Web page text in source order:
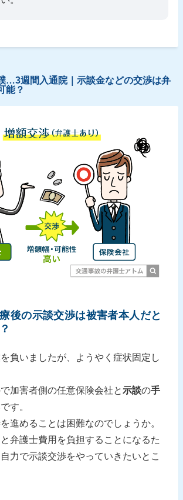
…3週間入通院｜示談金などの交渉は弁
能？
後の示談交渉は被害者本人だと
負いましたが、ようやく症状固定し
加害者側の任意保険会社と示談の手
す。
進めることは困難なのでしょうか。
弁護士費用を負担することになるた
力で示談交渉をやっていきたいとこ